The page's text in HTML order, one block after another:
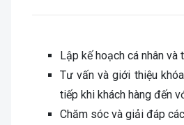
Lập kế hoạch cá nhân và
Tư vấn và giới thiệu
tiếp khi khách hàng đến
Chăm sóc và giải đáp